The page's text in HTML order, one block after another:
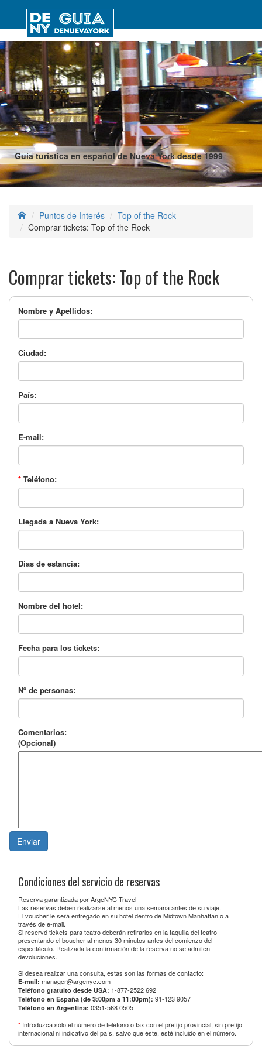
Guía turística en español de Nueva York desde 1999
Puntos de Interés
Top of the Rock
Comprar tickets: Top of the Rock
Comprar tickets: Top of the Rock
Nombre y Apellidos:
Ciudad:
País:
E-mail:
* Teléfono:
Llegada a Nueva York:
Días de estancia:
Nombre del hotel:
Fecha para los tickets:
Nº de personas:
Comentarios:
(Opcional)
Condiciones del servicio de reservas
Reserva garantizada por ArgeNYC Travel
Las reservas deben realizarse al menos una semana antes de su viaje.
El voucher le será entregado en su hotel dentro de Midtown Manhattan o a
través de e-mail.
Si reservó tickets para teatro deberán retirarlos en la taquilla del teatro
presentando el boucher al menos 30 minutos antes del comienzo del
espectáculo. Realizada la confirmación de la reserva no se admiten
devoluciones.
Si desea realizar una consulta, estas son las formas de contacto:
E-mail: manager@argenyc.com
Teléfono gratuito desde USA: 1-877-2522 692
Teléfono en España (de 3:00pm a 11:00pm): 91-123 9057
Teléfono en Argentina: 0351-568 0505
* Introduzca sólo el número de teléfono o fax con el prefijo provincial, sin prefijo
internacional ni indicativo del país, salvo que éste, esté incluido en el número.